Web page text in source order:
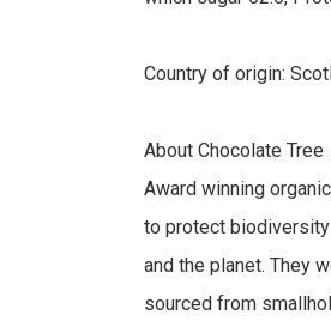
Country of origin:
About Chocolate Tree
Award winning
to protect
and the planet. They
sourced from